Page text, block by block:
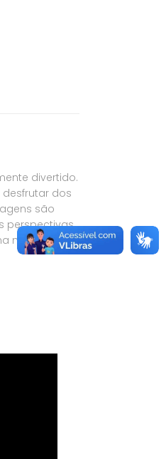
divertido.
dos
são
perspectivas
mentira